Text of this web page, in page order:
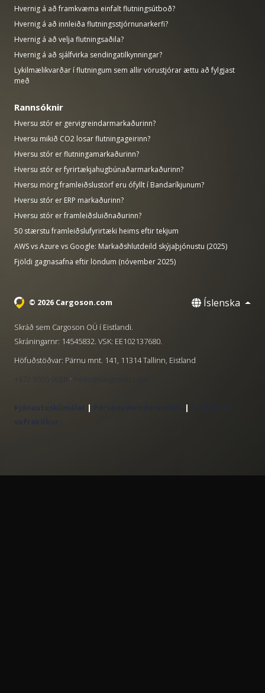
Hvernig á að framkvæma einfalt flutningsútboð?
Hvernig á að innleiða flutningsstjórnunarkerfi?
Hvernig á að velja flutningsaðila?
Hvernig á að sjálfvirka sendingatilkynningar?
Lykilmælikvarðar í flutningum sem allir vörustjórar ættu að fylgjast
með
Rannsóknir
Hversu stór er gervigreindarmarkaðurinn?
Hversu mikið CO2 losar flutningageirinn?
Hversu stór er flutningamarkaðurinn?
Hversu stór er fyrirtækjahugbúnaðarmarkaðurinn?
Hversu mörg framleiðslustörf eru ófyllt í Bandaríkjunum?
Hversu stór er ERP markaðurinn?
Hversu stór er framleiðsluiðnaðurinn?
50 stærstu framleiðslufyrirtæki heims eftir tekjum
AWS vs Azure vs Google: Markaðshlutdeild skýjaþjónustu (2025)
Fjöldi gagnasafna eftir löndum (nóvember 2025)
© 2026 Cargoson.com Íslenska
Skráð sem Cargoson OÜ í Eistlandi.
Skráningarnr: 14545832. VSK: EE102137680.
Höfuðstöðvar: Pärnu mnt. 141, 11314 Tallinn, Eistland
+372 5555 0028
·
| |
Stefna um